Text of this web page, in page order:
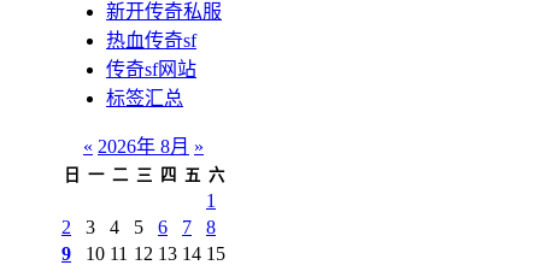
新开传奇私服
热血传奇sf
传奇sf网站
标签汇总
« 2026年 8月 »
日 一 二 三 四 五 六
1
2
3 4 5 6 7
8
9
10 11 12 13 14 15